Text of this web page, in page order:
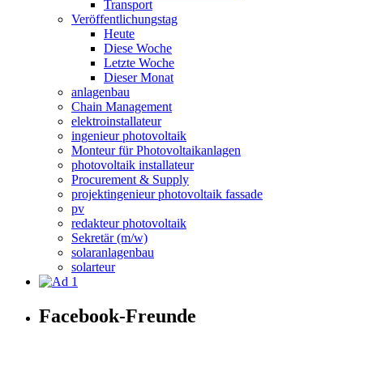
Transport
Veröffentlichungstag
Heute
Diese Woche
Letzte Woche
Dieser Monat
anlagenbau
Chain Management
elektroinstallateur
ingenieur photovoltaik
Monteur für Photovoltaikanlagen
photovoltaik installateur
Procurement & Supply
projektingenieur photovoltaik fassade
pv
redakteur photovoltaik
Sekretär (m/w)
solaranlagenbau
solarteur
Facebook-Freunde